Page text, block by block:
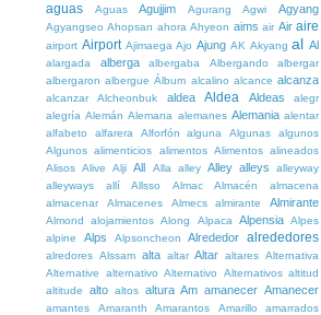
aguas Aguas Agujjim Agurang Agwi Agyang
Agyangseo Ahopsan ahora Ahyeon aims air Air aire
airport Airport Ajimaega Ajo Ajung AK Akyang al Al
alargada alberga albergaba Albergando
albergar
albergaron albergue Álbum alcalino alcance alcanza
alcanzar Alcheonbuk aldea Aldea Aldeas
alegr
alegría Alemán Alemana alemanes Alemania alentar
alfabeto
alfarera Alforfón alguna Algunas
algunos
Algunos alimenticios alimentos Alimentos alineados
Alisos Alive Alji All Alla alley Alley alleys
alleyway
alleyways
allí Allsso Almac Almacén
almacena
almacenar
Almacenes Almecs almirante Almirante
Almond alojamientos Along Alpaca Alpensia Alpes
alpine
Alps Alpsoncheon Alrededor alrededores
alredores Alssam alta altar Altar altares Alternativa
Alternative
alternativo Alternativo Alternativos altitud
altitude
alto altos altura Am amanecer Amanecer
amantes Amaranth Amarantos Amarillo
amarrados